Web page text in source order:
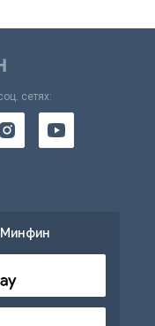
сетях: